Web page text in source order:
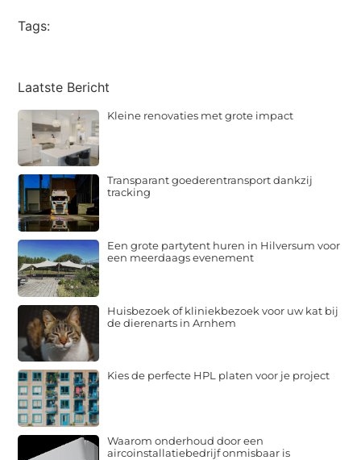
Tags:
Laatste Bericht
Kleine renovaties met grote impact
Transparant goederentransport dankzij
tracking
Een grote partytent huren in Hilversum voor
een meerdaags evenement
Huisbezoek of kliniekbezoek voor uw kat bij
de dierenarts in Arnhem
Kies de perfecte HPL platen voor je project
Waarom onderhoud door een
aircoinstallatiebedrijf onmisbaar is